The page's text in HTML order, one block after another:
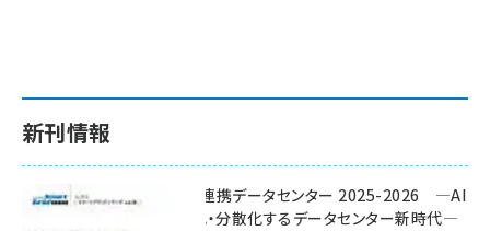
新刊情報
ワット・ビット連携データセンター 2025-2026 ―AI
時代に多様化・分散化するデータセンター新時代―